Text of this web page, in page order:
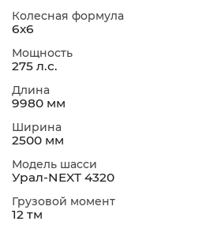
Колесная формула
6х6
Мощность
275 л.с.
Длина
9980 мм
Ширина
2500 мм
Модель шасси
Урал-NEXT 4320
Грузовой момент
12 тм